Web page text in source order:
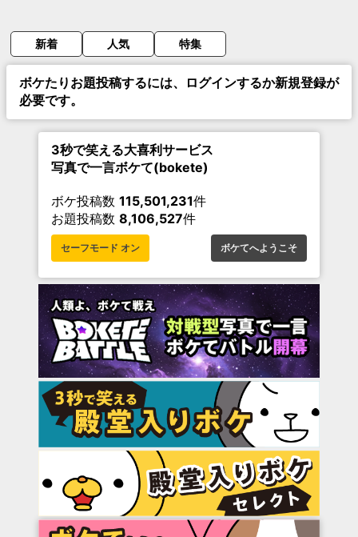
新着 人気 特集
ボケたりお題投稿するには、ログインするか新規登録が
必要です。
3秒で笑える大喜利サービス
写真で一言ボケて(bokete)
ボケ投稿数 115,501,231件
お題投稿数 8,106,527件
セーフモード オン ボケてへようこそ